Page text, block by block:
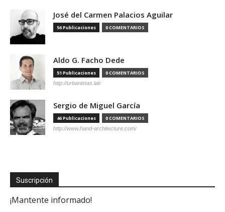
José del Carmen Palacios Aguilar
56 Publicaciones 0 COMENTARIOS
Aldo G. Facho Dede
51 Publicaciones 0 COMENTARIOS
http://urbanistas.lat/
Sergio de Miguel García
46 Publicaciones 0 COMENTARIOS
http://www.hand-architecture.com/
Suscripción